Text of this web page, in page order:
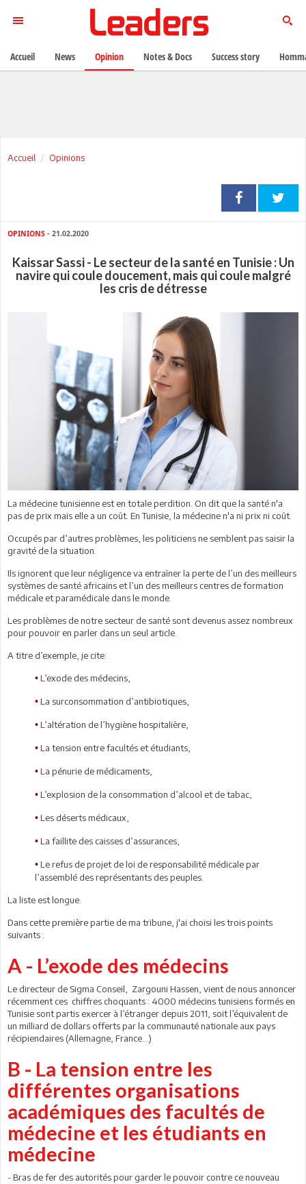
Accueil Opinions
OPINIONS - 21.02.2020
Kaissar Sassi - Le secteur de la santé en Tunisie : Un
navire qui coule doucement, mais qui coule malgré
les cris de détresse
La médecine tunisienne est en totale perdition. On dit que la santé n'a
pas de prix mais elle a un coût. En Tunisie, la médecine n'a ni prix ni coût.
Occupés par d’autres problèmes, les politiciens ne semblent pas saisir la
gravité de la situation.
Ils ignorent que leur négligence va entraîner la perte de l’un des meilleurs
systèmes de santé africains et l’un des meilleurs centres de formation
médicale et paramédicale dans le monde.
Les problèmes de notre secteur de santé sont devenus assez nombreux
pour pouvoir en parler dans un seul article.
A titre d’exemple, je cite:
• L’exode des médecins,
• La surconsommation d’antibiotiques,
• L’altération de l’hygiène hospitalière,
• La tension entre facultés et étudiants,
• La pénurie de médicaments,
• L’explosion de la consommation d’alcool et de tabac,
• Les déserts médicaux,
• La faillite des caisses d’assurances,
• Le refus de projet de loi de responsabilité médicale par
l’assemblé des représentants des peuples.
La liste est longue.
Dans cette première partie de ma tribune, j'ai choisi les trois points
suivants :
A - L’exode des médecins
Le directeur de Sigma Conseil, Zargouni Hassen, vient de nous annoncer
récemment ces chiffres choquants : 4000 médecins tunisiens formés en
Tunisie sont partis exercer à l’étranger depuis 2011, soit l’équivalent de
un milliard de dollars offerts par la communauté nationale aux pays
récipiendaires (Allemagne, France...)
B - La tension entre les
différentes organisations
académiques des facultés de
médecine et les étudiants en
médecine
- Bras de fer des autorités pour garder le pouvoir contre ce nouveau
Accueil News Opinion Notes & Docs Success story